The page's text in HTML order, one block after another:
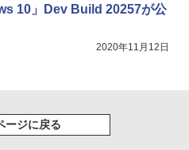
10」Dev Build 20257が公
2020年11月12日
ージに戻る